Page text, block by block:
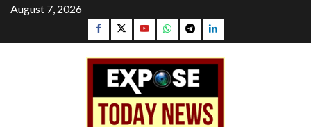
Skip
content
August 7, 2026
Facebook
TwitterYouTubeWhatsapp
TelegramLinkedin